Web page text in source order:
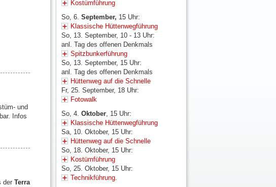
und
Infos
der Terra
Kostümführung
So, 6. September, 15 Uhr:
Klassische Hüttenwegführung
So, 13. September, 10 - 13 Uhr:
anl. Tag des offenen Denkmals
Spitzbunkerführung
So, 13. September, 15 Uhr:
anl. Tag des offenen Denkmals
Hüttenweg auf die Schnelle
Fr, 25. September, 18 Uhr:
Fotowalk
So, 4. Oktober, 15 Uhr:
Klassische Hüttenwegführung
Sa, 10. Oktober, 15 Uhr:
Hüttenweg auf die Schnelle
So, 18. Oktober, 15 Uhr:
Kostümführung
So, 25. Oktober, 15 Uhr:
Technikführung.